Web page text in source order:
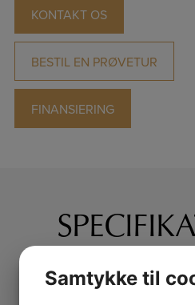
KONTAKT OS
BESTIL EN PRØVETUR
FINANSIERING
15,7
Km. pr. liter
Samtykke til